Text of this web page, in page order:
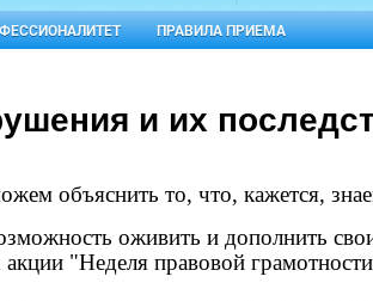
ПРАВИЛА ПРИЕМА
и их
объяснить то, что, кажется,
оживить и дополнить
акции "Неделя правовой